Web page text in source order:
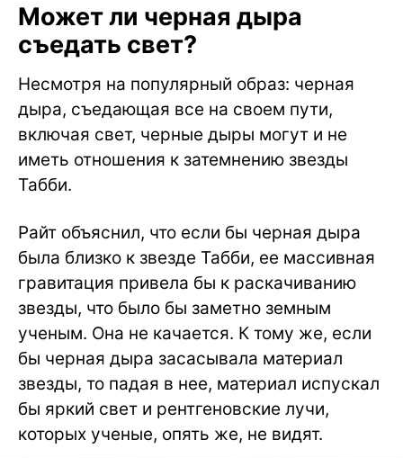
Может ли черная дыра
съедать свет?
Несмотря на популярный образ: черная
дыра, съедающая все на своем пути,
включая свет, черные дыры могут и не
иметь отношения к затемнению звезды
Табби.
Райт объяснил, что если бы черная дыра
была близко к звезде Табби, ее массивная
гравитация привела бы к раскачиванию
звезды, что было бы заметно земным
ученым. Она не качается. К тому же, если
бы черная дыра засасывала материал
звезды, то падая в нее, материал испускал
бы яркий свет и рентгеновские лучи,
которых ученые, опять же, не видят.